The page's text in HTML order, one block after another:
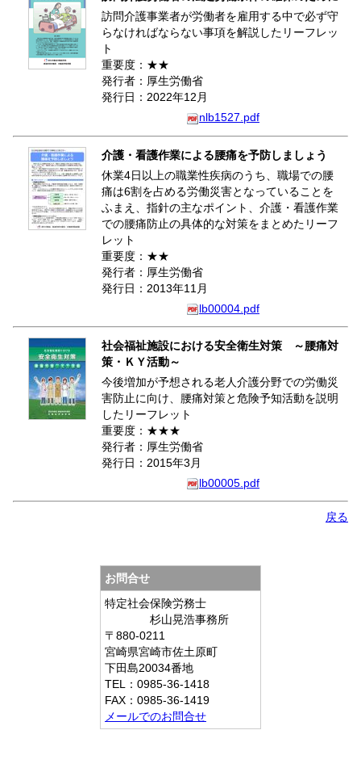
訪問介護事業者が労働者を雇用する中で必ず守
らなければならない事項を解説したリーフレッ
ト
重要度：★★
発行者：厚生労働省
発行日：2022年12月
nlb1527.pdf
介護・看護作業による腰痛を予防しましょう
休業4日以上の職業性疾病のうち、職場での腰
痛は6割を占める労働災害となっていることを
ふまえ、指針の主なポイント、介護・看護作業
での腰痛防止の具体的な対策をまとめたリーフ
レット
重要度：★★
発行者：厚生労働省
発行日：2013年11月
lb00004.pdf
社会福祉施設における安全衛生対策 ～腰痛対
策・ＫＹ活動～
今後増加が予想される老人介護分野での労働災
害防止に向け、腰痛対策と危険予知活動を説明
したリーフレット
重要度：★★★
発行者：厚生労働省
発行日：2015年3月
lb00005.pdf
戻る
お問合せ
特定社会保険労務士
杉山晃浩事務所
〒880-0211
宮崎県宮崎市佐土原町
下田島20034番地
TEL：0985-36-1418
FAX：0985-36-1419
メールでのお問合せ